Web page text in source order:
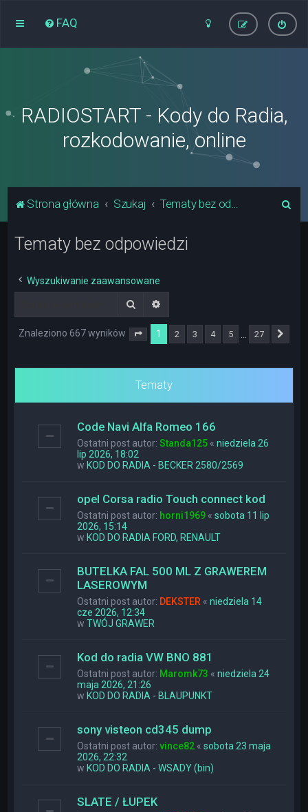
FAQ
RADIOSTART - Kody do Radia,
rozkodowanie, online
Strona główna Szukaj Tematy bez odpowiedzi
Tematy bez odpowiedzi
Wyszukiwanie zaawansowane
Szukaj
Znaleziono 667 wyników Strona 1z 27
1 2 3 4 5 27
Tematy
Code Navi Alfa Romeo 166
Ostatni post autor:Standa125 «niedziela 26
lip 2026, 18:02
w KOD DO RADIA - BECKER 2580/2569
opel Corsa radio Touch connect kod
Ostatni post autor: horni1969 «sobota 11 lip
2026, 15:14
w KOD DO RADIA FORD, RENAULT
BUTELKA FAL 500 ML Z GRAWEREM
LASEROWYM
Ostatni post autor: DEKSTER «niedziela 14
cze 2026, 12:34
wTWÓJ GRAWER
Kod do radia VW BNO 881
Ostatni post autor: Maromk73 «niedziela 24
maja 2026, 21:26
w KOD DO RADIA - BLAUPUNKT
sony visteon cd345 dump
Ostatni post autor:vince82 «sobota 23 maja
2026, 22:32
w KOD DO RADIA - WSADY (bin)
SLATE / ŁUPEK